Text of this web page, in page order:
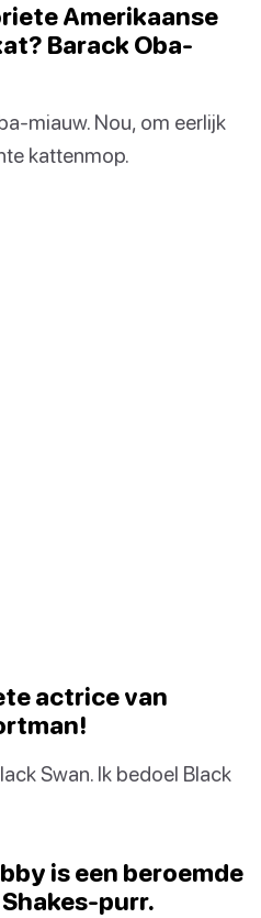
Amerikaanse
Barack Oba-
miauw. Nou, om eerlijk
kattenmop.
actrice van
Swan. Ik bedoel Black
is een beroemde
purr.